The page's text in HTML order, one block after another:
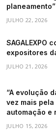
planeamento”
JULHO 22, 2026
SAGALEXPO
expositores
JULHO 21, 2026
“A evolução
vez mais
automação e
JULHO 15, 2026